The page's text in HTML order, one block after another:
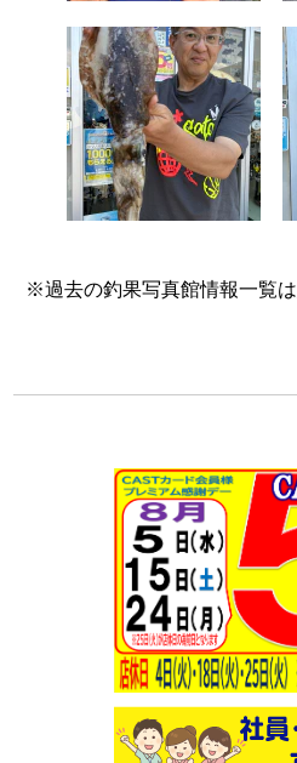
※過去の釣果写真館情報一覧は